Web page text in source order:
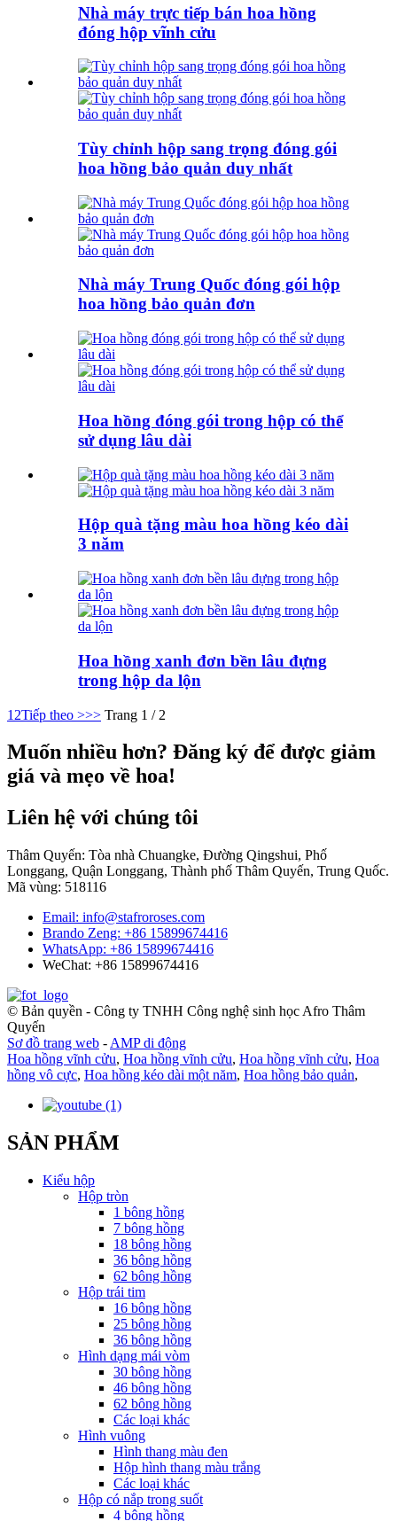
Nhà máy trực tiếp bán hoa hồng
đóng hộp vĩnh cửu
Tùy chỉnh hộp sang trọng đóng gói
hoa hồng bảo quản duy nhất
Nhà máy Trung Quốc đóng gói hộp
hoa hồng bảo quản đơn
Hoa hồng đóng gói trong hộp có thể
sử dụng lâu dài
Hộp quà tặng màu hoa hồng kéo dài
3 năm
Hoa hồng xanh đơn bền lâu đựng
trong hộp da lộn
1 2Tiếp theo >>> Trang 1 / 2
Muốn nhiều hơn? Đăng ký để được giảm
giá và mẹo về hoa!
Liên hệ với chúng tôi
Thâm Quyến: Tòa nhà Chuangke, Đường Qingshui, Phố
Longgang, Quận Longgang, Thành phố Thâm Quyến, Trung Quốc.
Mã vùng: 518116
Email: info@stafroroses.com
Brando Zeng: +86 15899674416
WhatsApp: +86 15899674416
WeChat: +86 15899674416
© Bản quyền - Công ty TNHH Công nghệ sinh học Afro Thâm
Quyến
Sơ đồ trang web - AMP di động
Hoa hồng vĩnh cửu, Hoa hồng vĩnh cửu, Hoa hồng vĩnh cửu, Hoa
hồng vô cực, Hoa hồng kéo dài một năm, Hoa hồng bảo quản,
SẢN PHẨM
Kiểu hộp
Hộp tròn
1 bông hồng
7 bông hồng
18 bông hồng
36 bông hồng
62 bông hồng
Hộp trái tim
16 bông hồng
25 bông hồng
36 bông hồng
Hình dạng mái vòm
30 bông hồng
46 bông hồng
62 bông hồng
Các loại khác
Hình vuông
Hình thang màu đen
Hộp hình thang màu trắng
Các loại khác
Hộp có nắp trong suốt
4 bông hồng